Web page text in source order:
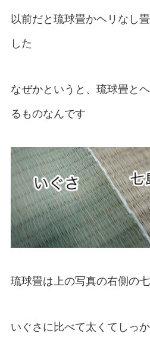
以前だと琉球畳かヘリなし
した
なぜかというと、琉球畳と
るものなんです
琉球畳は上の写真の右側の
いぐさに比べて太くてしっ